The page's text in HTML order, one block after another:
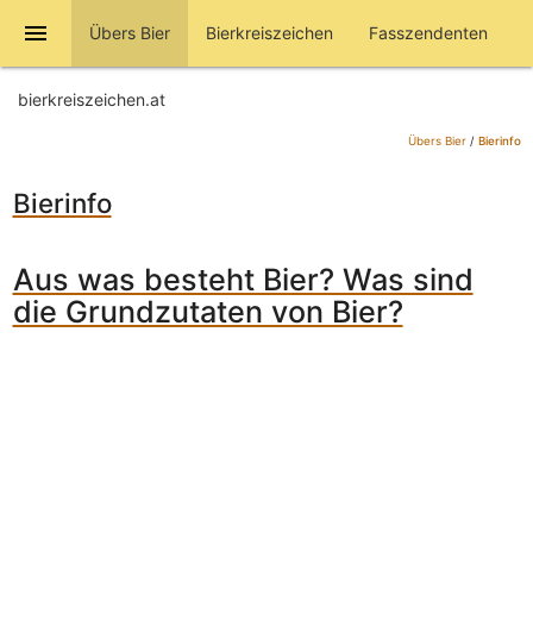
menu Übers Bier Bierkreiszeichen Fasszendenten
bierkreiszeichen.at
Übers Bier/ Bierinfo
Bierinfo
Aus was besteht Bier? Was sind
die Grundzutaten von Bier?